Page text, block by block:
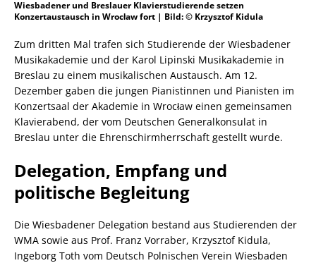
Wiesbadener und Breslauer Klavierstudierende setzen
Konzertaustausch in Wrocław fort | Bild: © Krzysztof Kidula
Zum dritten Mal trafen sich Studierende der Wiesbadener
Musikakademie und der Karol Lipinski Musikakademie in
Breslau zu einem musikalischen Austausch. Am 12.
Dezember gaben die jungen Pianistinnen und Pianisten im
Konzertsaal der Akademie in Wrocław einen gemeinsamen
Klavierabend, der vom Deutschen Generalkonsulat in
Breslau unter die Ehrenschirmherrschaft gestellt wurde.
Delegation, Empfang und
politische Begleitung
Die Wiesbadener Delegation bestand aus Studierenden der
WMA sowie aus Prof. Franz Vorraber, Krzysztof Kidula,
Ingeborg Toth vom Deutsch Polnischen Verein Wiesbaden